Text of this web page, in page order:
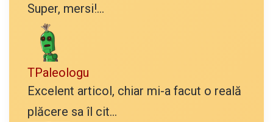
Super, mersi!...
TPaleologu
Excelent articol, chiar mi-a facut o reală
plăcere sa îl cit...